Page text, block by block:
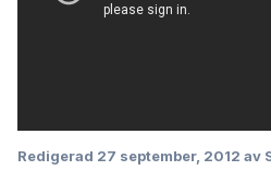
Redigerad 27 september, 2012 av